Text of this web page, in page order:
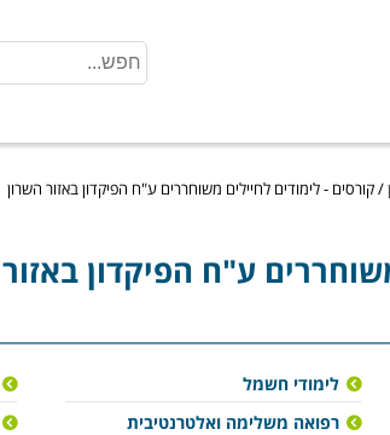
/קורסים - לימודים לחיילים משוחררים ע"ח הפיקדון באזור השרון
ע"ח הפיקדון באזור
לימודי חשמל
רפואה משלימה ואלטרנטיבית